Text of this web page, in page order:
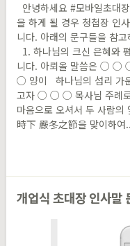
안녕하세요 #모바일초대
을 하게 될 경우 청첩장 인
니다. 아래의 문구들을 참
1. 하나님의 크신 은혜와
니다. 아뢰올 말씀은
○ 양이 하나님의 섭리 가
고자 ○ ○ ○ 목사님 주례로
마음으로 오셔서 두 사람
時下 嚴冬之節을 맞이하여
개업식 초대장 인사말